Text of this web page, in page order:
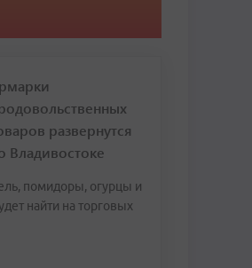
развернутся
Владивостоке
помидоры, огурцы и
найти на торговых